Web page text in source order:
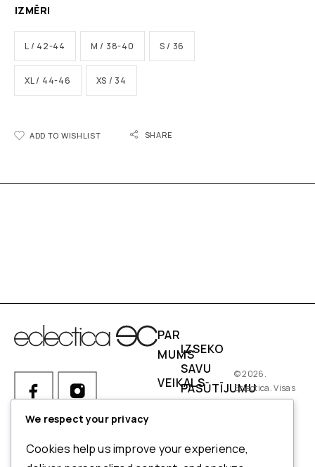
IZMĒRI
L / 42-44 M / 38-40 S / 36
XL / 44-46 XS / 34
ADD TO WISHLIST SHARE
Ja Jums ir kādi jautājumi par
pasūtījumu, produktiem vai
PAR
MUMS
VEIKALS
IZSEKO
SAVU
PASŪTĪJUMU
© 2026.
Eclectica. Visas
tiesības
We respect your privacy
Cookies help us improve your experience,